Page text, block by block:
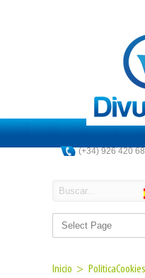
(+34) 926 420
Inicio > PoliticaCookies